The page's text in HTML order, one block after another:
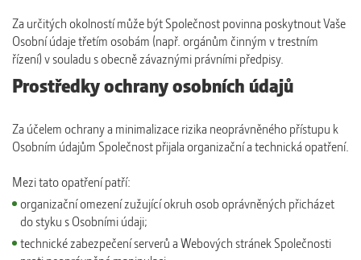
Za určitých okolností může být Společnost povinna poskytnout Vaše
Osobní údaje třetím osobám (např. orgánům činným v trestním
řízení) v souladu s obecně závaznými právními předpisy.
Prostředky ochrany osobních údajů
Za účelem ochrany a minimalizace rizika neoprávněného přístupu k
Osobním údajům Společnost přijala organizační a technická opatření.
Mezi tato opatření patří:
organizační omezení zužující okruh osob oprávněných přicházet
do styku s Osobními údaji;
technické zabezpečení serverů a Webových stránek Společnosti